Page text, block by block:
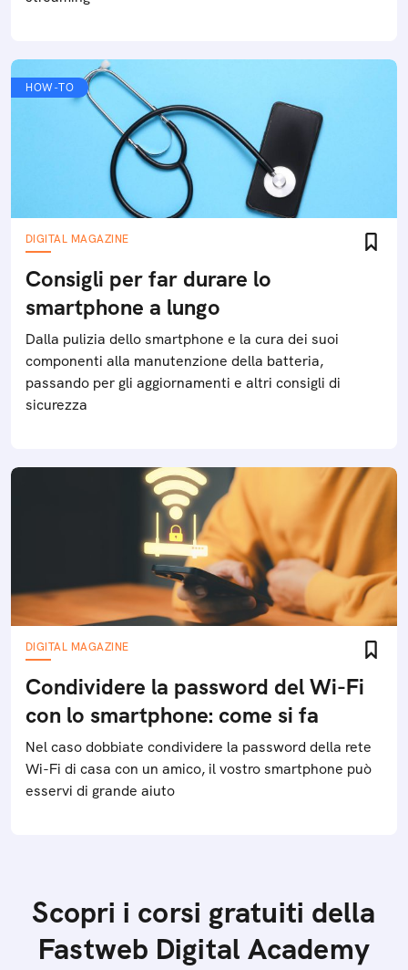
HOW-TO
DIGITAL MAGAZINE
Consigli per far durare lo
smartphone a lungo
Dalla pulizia dello smartphone e la cura dei suoi
componenti alla manutenzione della batteria,
passando per gli aggiornamenti e altri consigli di
sicurezza
DIGITAL MAGAZINE
Condividere la password del Wi-Fi
con lo smartphone: come si fa
Nel caso dobbiate condividere la password della rete
Wi-Fi di casa con un amico, il vostro smartphone può
esservi di grande aiuto
Scopri i corsi gratuiti della
Fastweb Digital Academy